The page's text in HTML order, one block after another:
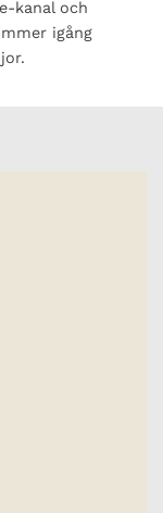
kanal och
igång